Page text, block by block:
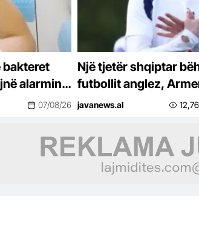
bakteret
alarmin
07/08/26
Një tjetër shqiptar
futbollit anglez,
firmos kontratën e
javanews.al